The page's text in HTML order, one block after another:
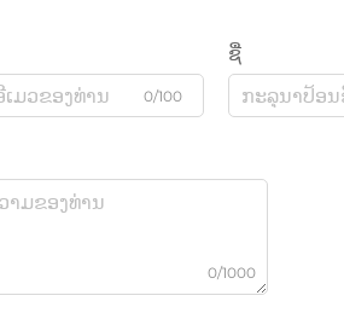
0/100
ຊື່
0/1000